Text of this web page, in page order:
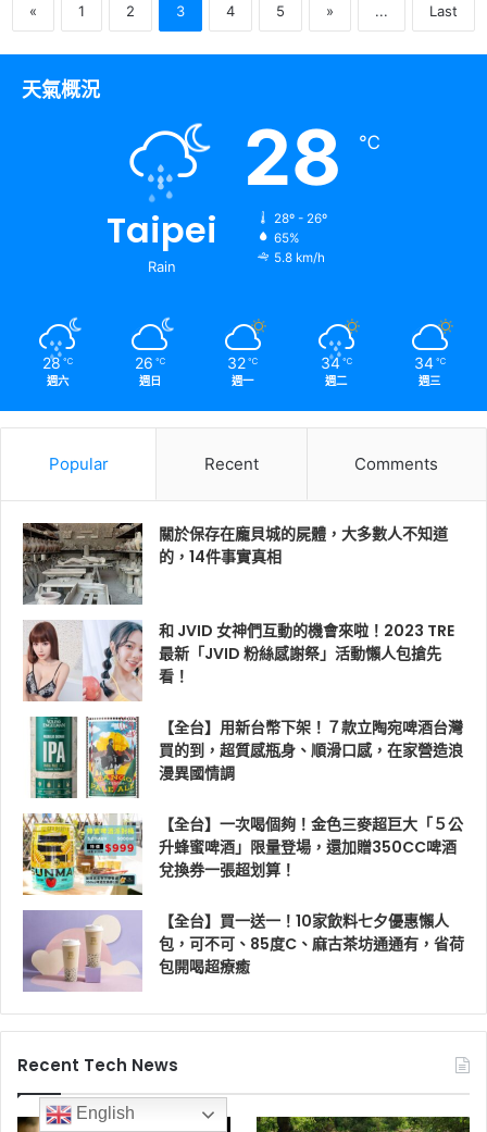
« 1 2 3 4 5 » ... Last
天氣概況
Taipei
Rain
28 ℃
28º - 26º
65%
5.8 km/h
28 ℃
週六
26 ℃
週日
32 ℃
週一
34 ℃
週二
34 ℃
週三
Popular Recent Comments
關於保存在龐貝城的屍體，大多數人不知道
的，14件事實真相
和 JVID 女神們互動的機會來啦！2023 TRE
最新「JVID 粉絲感謝祭」活動懶人包搶先
看！
【全台】用新台幣下架！７款立陶宛啤酒台灣
買的到，超質感瓶身、順滑口感，在家營造浪
漫異國情調
【全台】一次喝個夠！金色三麥超巨大「５公
升蜂蜜啤酒」限量登場，還加贈350CC啤酒
兌換券一張超划算！
【全台】買一送一！10家飲料七夕優惠懶人
包，可不可、85度C、麻古茶坊通通有，省荷
包開喝超療癒
Recent Tech News
English